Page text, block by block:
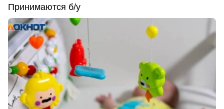
Принимаются б/у